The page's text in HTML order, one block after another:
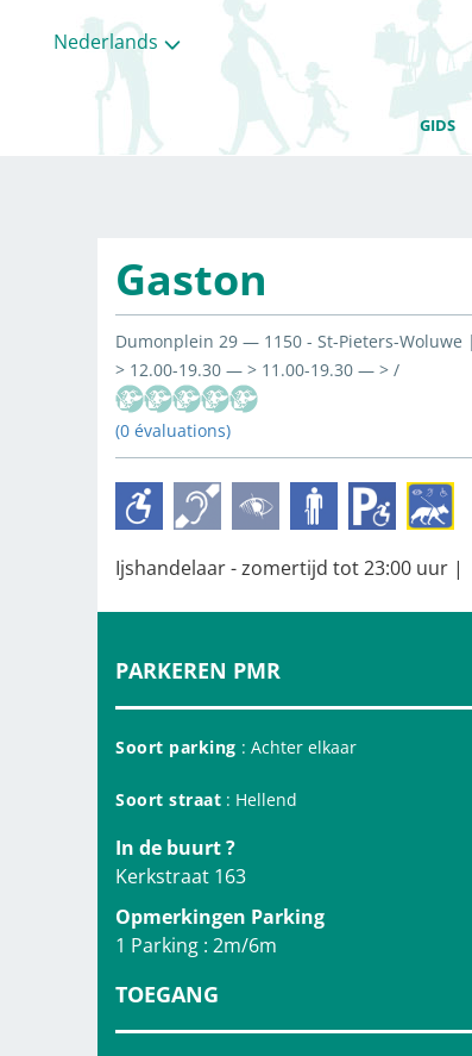
Nederlands
GIDS
Gaston
Dumonplein 29 — 1150 - St-Pieters-Woluwe
> 12.00-19.30 — > 11.00-19.30 — > /
(0 évaluations)
Ijshandelaar - zomertijd tot 23:00 uur |
PARKEREN PMR
Soort parking : Achter elkaar
Soort straat : Hellend
In de buurt ?
Kerkstraat 163
Opmerkingen Parking
1 Parking : 2m/6m
TOEGANG
categorieën